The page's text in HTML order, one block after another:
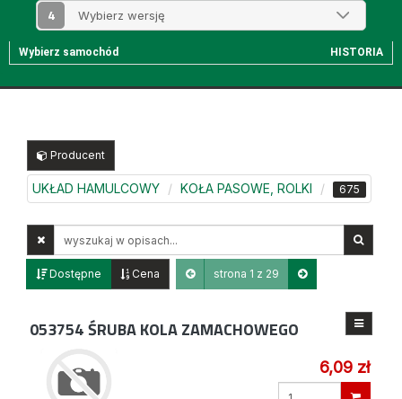
4
Wybierz samochód HISTORIA
Producent
UKŁAD HAMULCOWY KOŁA PASOWE, ROLKI 675
opisach
Dostępne Cena strona 1 z 29
053754ŚRUBA KOLA ZAMACHOWEGO
6,09 zł